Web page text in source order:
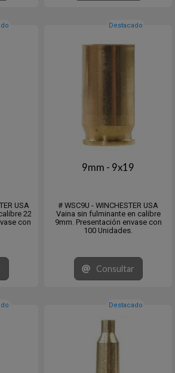
USA
22
con
Destacado
9mm - 9x19
# WSC9U - WINCHESTER USA
Vaina sin fulminante en calibre
9mm. Presentación envase con
100 Unidades.
Consultar
Destacado